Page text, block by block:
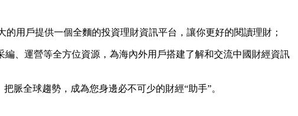
用戶提供一個全麵的投資理財資訊平台，讓你更好的閱讀理財；
、運營等全方位資源，為海內外用戶搭建了解和交流中國財經資訊
脈全球趨勢，成為您身邊必不可少的財經“助手”。